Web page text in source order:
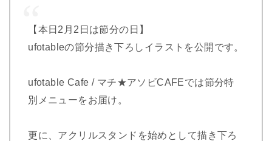
【本日2月2日は節分の日】
ufotableの節分描き下ろしイラストを公開です。
ufotable Cafe / マチ★アソビCAFEでは節分特
別メニューをお届け。
更に、アクリルスタンドを始めとして描き下ろ